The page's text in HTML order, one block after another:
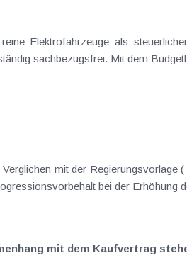
sachbezugsfrei. Mit dem
mit der Regierungsvorlage
es dabei vereinzelt noch zu wichtigen Änderungen gekommen. Kein Progressionsvorbehalt bei der
mit dem Kaufvertrag